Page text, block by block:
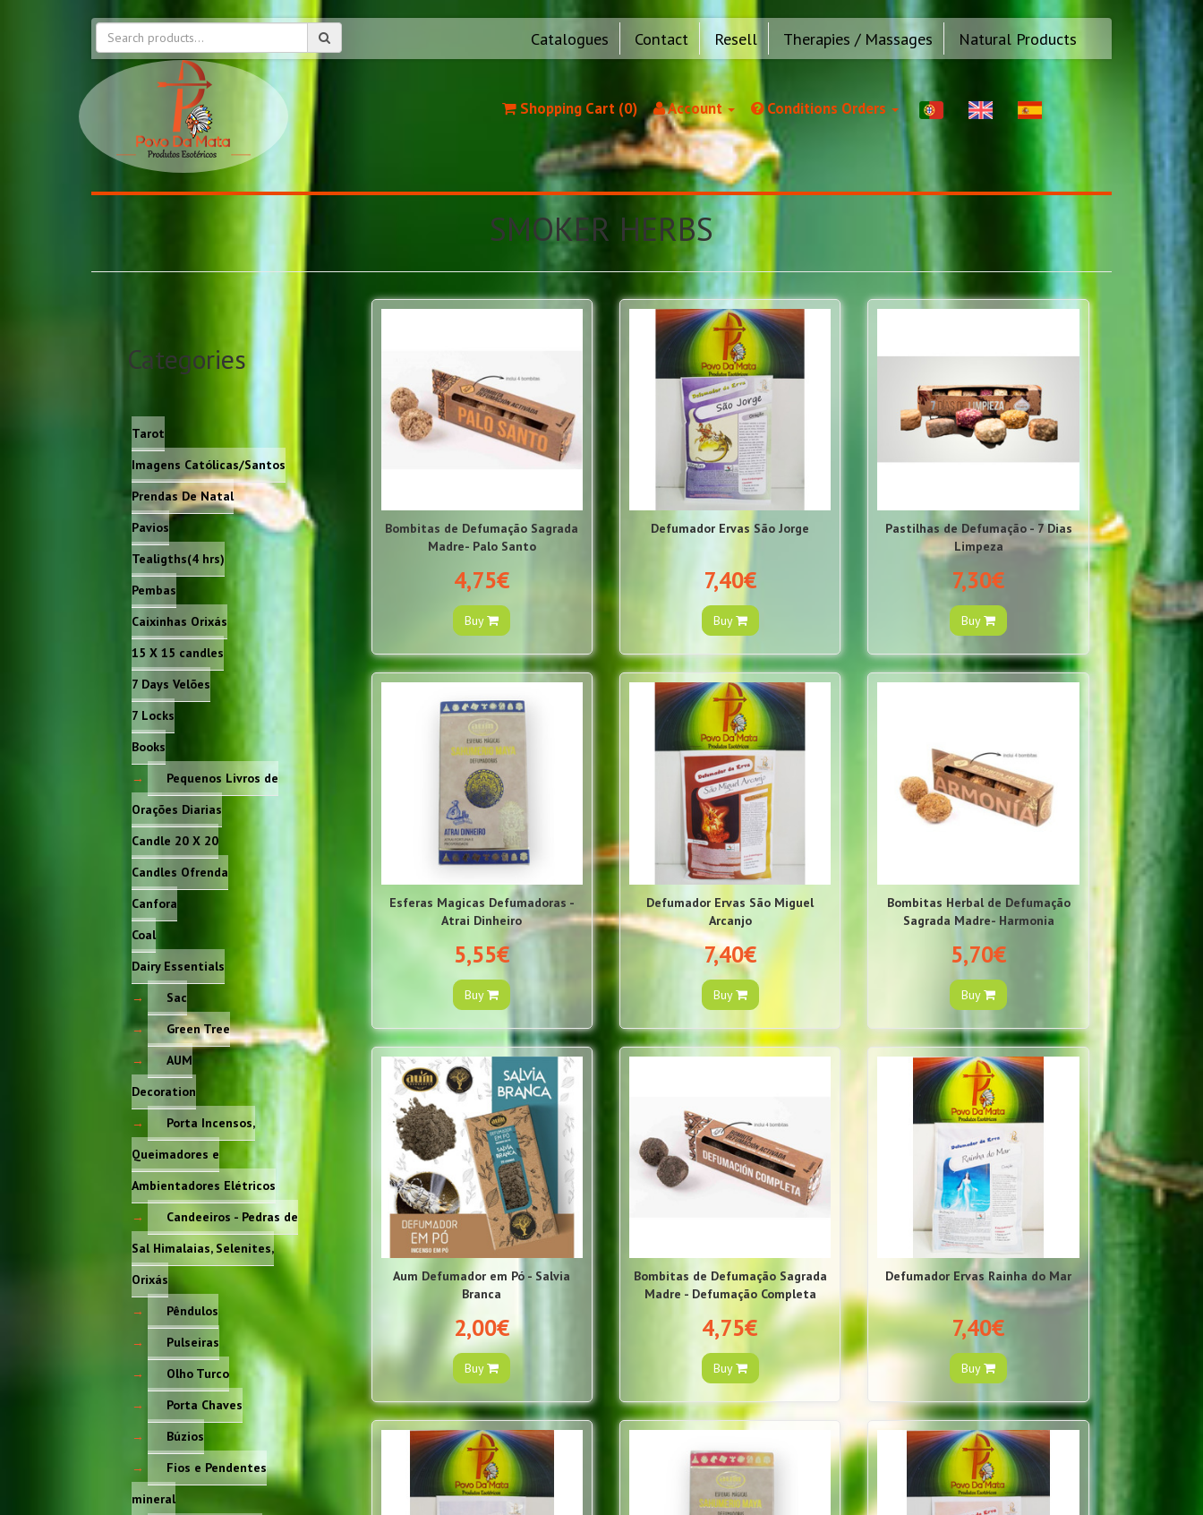
Catalogues Contact Resell Therapies / Massages Natural Products
Shopping Cart (0) Account Conditions Orders
SMOKER HERBS
Categories
Tarot
Imagens Católicas/Santos
Prendas De Natal
Pavios
Tealigths(4 hrs)
Pembas
Caixinhas Orixás
15 X 15 candles
7 Days Velões
7 Locks
Books
Pequenos Livros de
Orações Diarias
Candle 20 X 20
Candles Ofrenda
Canfora
Coal
Dairy Essentials
Sac
Green Tree
AUM
Decoration
Porta Incensos,
Queimadores e
Ambientadores Elétricos
Candeeiros - Pedras de
Sal Himalaias, Selenites,
Orixás
Pêndulos
Pulseiras
Olho Turco
Porta Chaves
Búzios
Fios e Pendentes
mineral
Bombitas de Defumação Sagrada
Madre- Palo Santo
4,75€
Buy
Defumador Ervas São Jorge
7,40€
Buy
Pastilhas de Defumação - 7 Dias
Limpeza
7,30€
Buy
Esferas Magicas Defumadoras -
Atrai Dinheiro
5,55€
Buy
Defumador Ervas São Miguel
Arcanjo
7,40€
Buy
Bombitas Herbal de Defumação
Sagrada Madre- Harmonia
5,70€
Buy
Aum Defumador em Pó - Salvia
Branca
2,00€
Buy
Bombitas de Defumação Sagrada
Madre - Defumação Completa
4,75€
Buy
Defumador Ervas Rainha do Mar
7,40€
Buy